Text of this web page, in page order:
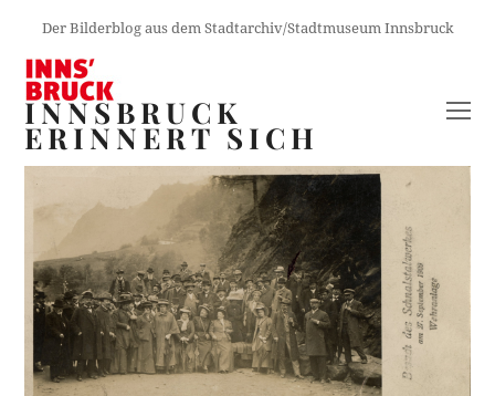
Der Bilderblog aus dem Stadtarchiv/Stadtmuseum Innsbruck
INNSBRUCK
ERINNERT SICH